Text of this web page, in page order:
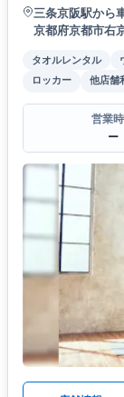
三条京阪駅から
京都府京都市右
タオルレンタル
ロッカー
他店舗
営業
ー